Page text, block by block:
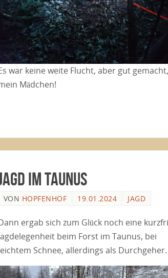
war keine weite Flucht, aber gut gemacht,
Mädchen!
im Taunus
VON HOPFENHOF 19.01.2024 JAGD
ergab sich zum Glück noch eine
beim Forst im Taunus, bei
Schnee, allerdings als Durchgeher.